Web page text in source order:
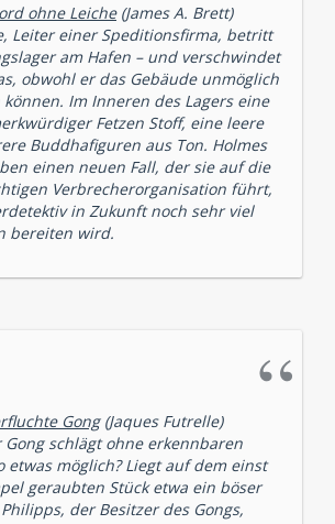
ohne Leiche(James A. Brett)
Leiter einer Speditionsfirma, betritt
am Hafen – und verschwindet
obwohl er das Gebäude unmöglich
Im Inneren des Lagers eine
Fetzen Stoff, eine leere
Buddhafiguren aus Ton. Holmes
einen neuen Fall, der sie auf die
Verbrecherorganisation führt,
in Zukunft noch sehr viel
bereiten wird.
Gong(Jaques Futrelle)
schlägt ohne erkennbaren
etwas möglich? Liegt auf dem einst
geraubten Stück etwa ein böser
der Besitzer des Gongs,